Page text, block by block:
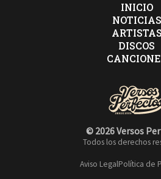
INICIO
NOTICIAS
ARTISTAS
DISCOS
© 2026 Versos
Todos los derechos
Aviso LegalPolítica de